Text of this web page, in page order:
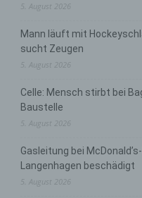
5. August 2026
Mann läuft mit
sucht Zeugen
5. August 2026
Celle: Mensch stirbt bei
Baustelle
5. August 2026
Gasleitung bei
Langenhagen beschädigt
5. August 2026